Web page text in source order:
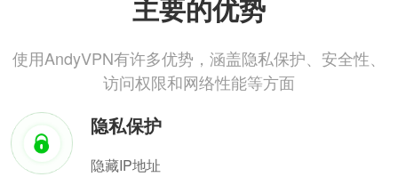
主要的优势
使用AndyVPN有许多优势，涵盖隐私保护、安全性、
访问权限和网络性能等方面
隐私保护
隐藏IP地址